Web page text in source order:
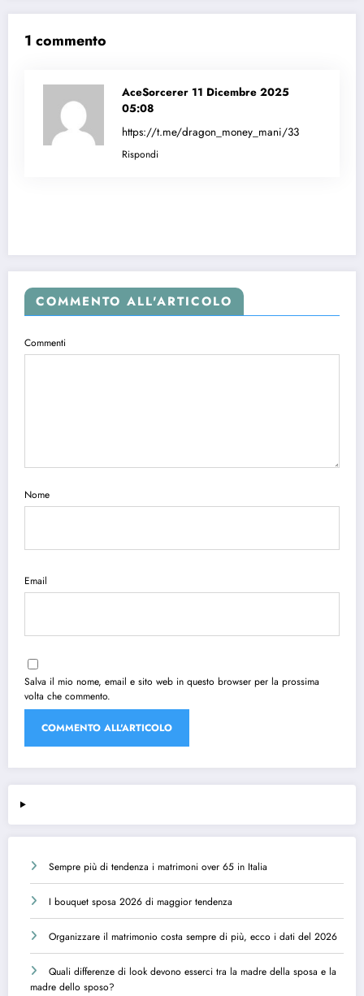
1 commento
AceSorcerer 11 Dicembre 2025
05:08
https://t.me/dragon_money_mani/33
Rispondi
COMMENTO ALL'ARTICOLO
Commenti
Nome
Email
Salva il mio nome, email e sito web in questo browser per la prossima
volta che commento.
Sempre più di tendenza i matrimoni over 65 in Italia
I bouquet sposa 2026 di maggior tendenza
Organizzare il matrimonio costa sempre di più, ecco i dati del 2026
Quali differenze di look devono esserci tra la madre della sposa e la
madre dello sposo?